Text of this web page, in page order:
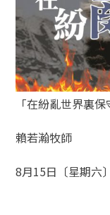
「在紛亂世界裏
賴若瀚牧師
8月15日〔星期六〕